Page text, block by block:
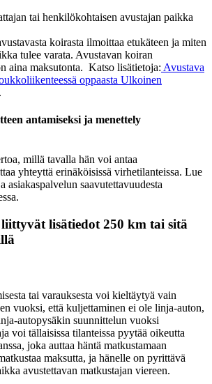
tai henkilökohtaisen avustajan paikka
koirasta ilmoittaa etukäteen ja miten
tulee varata. Avustavan koiran
aina maksutonta. Katso lisätietoja: Avustava
oppaasta Ulkoinen
.
antamiseksi ja menettely
millä tavalla hän voi antaa
yhteyttä erinäköisissä virhetilanteissa. Lue
asiakaspalvelun saavutettavuudesta
liittyvät lisätiedot 250 km tai sitä
tai varauksesta voi kieltäytyä vain
vuoksi, että kuljettaminen ei ole linja-auton,
autopysäkin suunnittelun vuoksi
voi tällaisissa tilanteissa pyytää oikeutta
joka auttaa häntä matkustamaan
maksutta, ja hänelle on pyrittävä
avustettavan matkustajan viereen.